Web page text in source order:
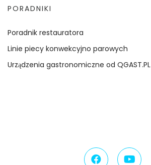
PORADNIKI
Poradnik restauratora
Linie piecy konwekcyjno parowych
Urządzenia gastronomiczne od QGAST.PL